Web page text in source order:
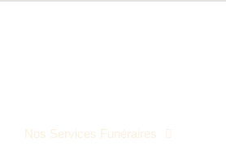
Nos Services Funéraires